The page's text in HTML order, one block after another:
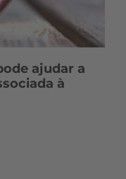
ajudar a
à